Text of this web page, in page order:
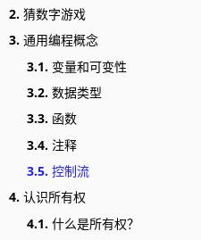
2. 猜数字游戏
3. 通用编程概念
3.1. 变量和可变性
3.2. 数据类型
3.3. 函数
3.4. 注释
3.5. 控制流
4. 认识所有权
4.1. 什么是所有权？